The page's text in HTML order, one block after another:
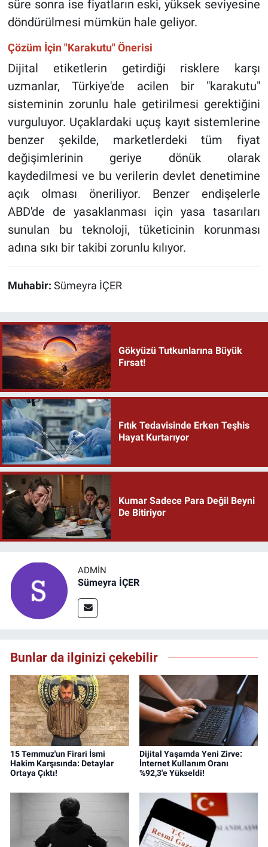
süre sonra ise fiyatların eski, yüksek seviyesine
döndürülmesi mümkün hale geliyor.
Çözüm İçin "Karakutu" Önerisi
Dijital etiketlerin getirdiği risklere karşı
uzmanlar, Türkiye'de acilen bir "karakutu"
sisteminin zorunlu hale getirilmesi gerektiğini
vurguluyor. Uçaklardaki uçuş kayıt sistemlerine
benzer şekilde, marketlerdeki tüm fiyat
değişimlerinin geriye dönük olarak
kaydedilmesi ve bu verilerin devlet denetimine
açık olması öneriliyor. Benzer endişelerle
ABD'de de yasaklanması için yasa tasarıları
sunulan bu teknoloji, tüketicinin korunması
adına sıkı bir takibi zorunlu kılıyor.
Muhabir: Sümeyra İÇER
Gökyüzü Tutkunlarına Büyük
Fırsat!
Fıtık Tedavisinde Erken Teşhis
Hayat Kurtarıyor
Kumar Sadece Para Değil Beyni
De Bitiriyor
ADMIN
Sümeyra İÇER
Bunlar da ilginizi çekebilir
15 Temmuz'un Firari İsmi
Hakim Karşısında: Detaylar
Ortaya Çıktı!
Dijital Yaşamda Yeni Zirve:
İnternet Kullanım Oranı
%92,3'e Yükseldi!